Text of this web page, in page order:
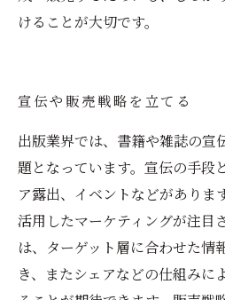
けることが大切です。
宣伝や販売戦略を立てる
出版業界では、書籍や雑誌の宣
題となっています。宣伝の手段
ア露出、イベントなどがありま
活用したマーケティングが注目
は、ターゲット層に合わせた情
き、またシェアなどの仕組みに